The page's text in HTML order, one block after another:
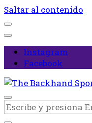
Saltar al contenido
Instagram
Facebook
The
Inicio
¿Buscas
algo?